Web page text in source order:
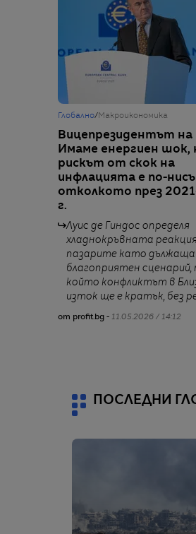
Глобално/ Макроикономика
Вицепрезидентът на
Имаме енергиен шок,
рискът от скок на
инфлацията е по-
отколкото през
г.
Луис де Гиндос определя
хладнокръвната
пазарите като дължаща
благоприятен сценарий,
който конфликтът в
изток ще е кратък, без
от profit.bg - 11.05.2026 / 14:12
ПОСЛЕДНИ